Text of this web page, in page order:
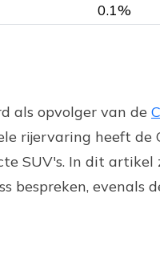
0.1%
als opvolger van de
rijervaring heeft de
SUV's. In dit artikel
bespreken, evenals